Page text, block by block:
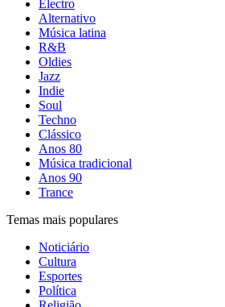
Electro
Alternativo
Música latina
R&B
Oldies
Jazz
Indie
Soul
Techno
Clássico
Anos 80
Música tradicional
Anos 90
Trance
Temas mais populares
Noticiário
Cultura
Esportes
Política